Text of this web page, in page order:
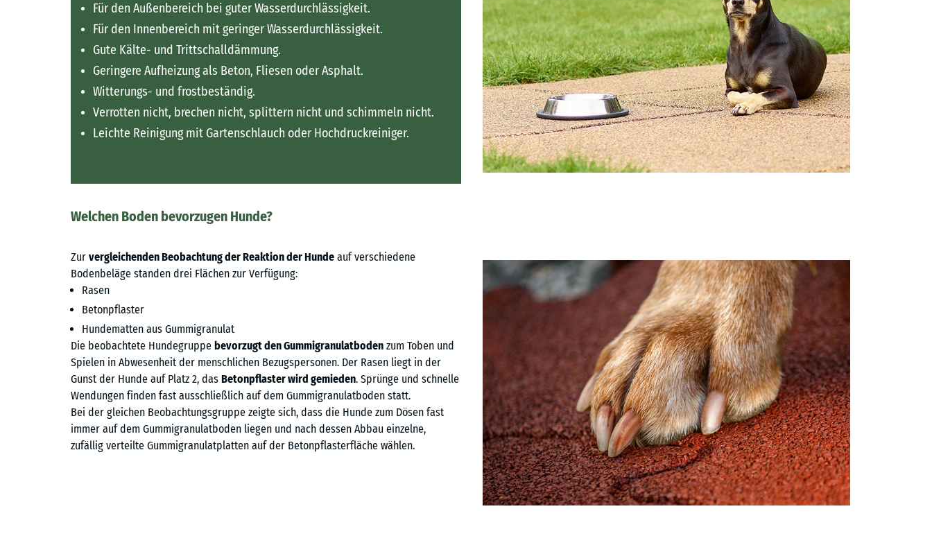
Für den Außenbereich bei guter Wasserdurchlässigkeit.
Für den Innenbereich mit geringer Wasserdurchlässigkeit.
Gute Kälte- und Trittschalldämmung.
Geringere Aufheizung als Beton, Fliesen oder Asphalt.
Witterungs- und frostbeständig.
Verrotten nicht, brechen nicht, splittern nicht und schimmeln nicht.
Leichte Reinigung mit Gartenschlauch oder Hochdruckreiniger.
Welchen Boden bevorzugen Hunde?
Zur vergleichenden Beobachtung der Reaktion der Hunde auf verschiedene
Bodenbeläge standen drei Flächen zur Verfügung:
Rasen
Betonpflaster
Hundematten aus Gummigranulat
Die beobachtete Hundegruppe bevorzugt den Gummigranulatboden zum Toben und
Spielen in Abwesenheit der menschlichen Bezugspersonen. Der Rasen liegt in der
Gunst der Hunde auf Platz 2, das Betonpflaster wird gemieden. Sprünge und schnelle
Wendungen finden fast ausschließlich auf dem Gummigranulatboden statt.
Bei der gleichen Beobachtungsgruppe zeigte sich, dass die Hunde zum Dösen fast
immer auf dem Gummigranulatboden liegen und nach dessen Abbau einzelne,
zufällig verteilte Gummigranulatplatten auf der Betonpflasterfläche wählen.